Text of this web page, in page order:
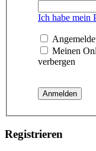
Ich habe mein
Meinen
verbergen
Registrieren